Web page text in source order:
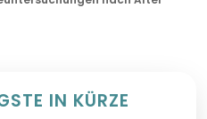
IN KÜRZE